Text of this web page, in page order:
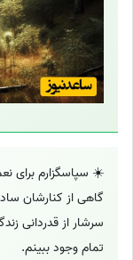
☀️ سپاسگزارم برای
گاهی از کنارشان
سرشار از قدردانی
تمام وجود ببینم.